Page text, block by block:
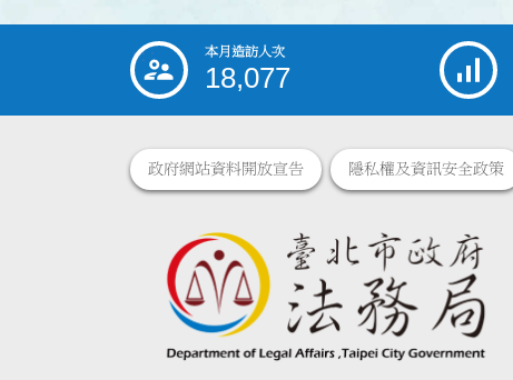
::: 本月造訪人次
18,077
政府網站資料開放宣告 隱私權及資訊安全政策